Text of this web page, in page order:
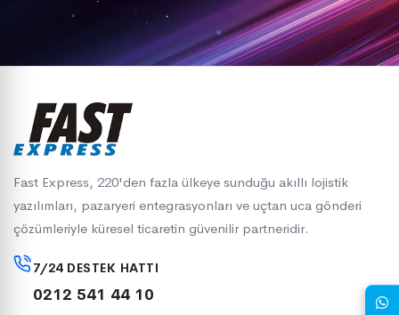
Fast Express, 220'den fazla ülkeye sunduğu akıllı lojistik
yazılımları, pazaryeri entegrasyonları ve uçtan uca gönderi
çözümleriyle küresel ticaretin güvenilir partneridir.
7/24 DESTEK HATTI
0212 541 44 10